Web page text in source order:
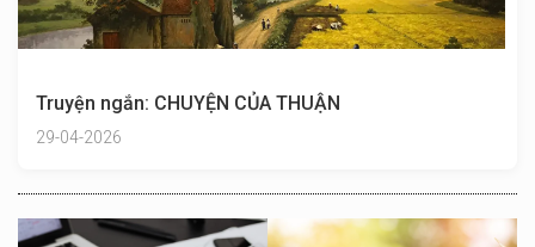
Truyện ngắn: CHUYỆN CỦA THUẬN
29-04-2026